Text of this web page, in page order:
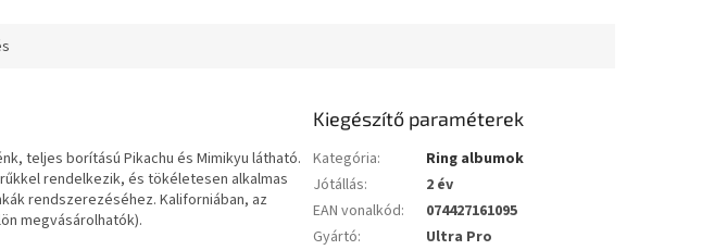
teljes borítású Pikachu és Mimikyu látható.
rendelkezik, és tökéletesen alkalmas
rendszerezéséhez. Kaliforniában, az
megvásárolhatók).
Kiegészítő paraméterek
Kategória:
Ring albumok
Jótállás:
2 év
EAN vonalkód:
074427161095
Gyártó:
Ultra Pro